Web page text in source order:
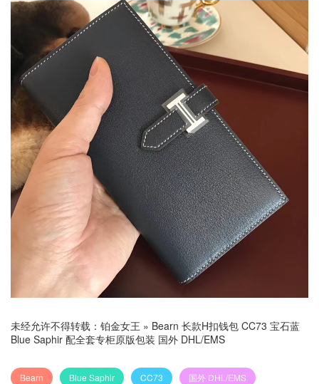
未经允许不得转载： 铂金女王 » Bearn 长款H扣钱包 CC73 宝石蓝
Blue Saphir 配全套专柜原版包装 国外 DHL/EMS
Bearn Blue Saphir CC73 国外 DHL/EMS